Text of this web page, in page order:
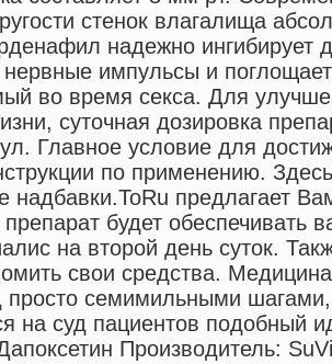
стенок влагалища
надежно
нервные импульсы и
во время секса. Для
суточная дозировка
Главное условие для
по применению.
надбавки.ToRu предлагает
будет обеспечивать
на второй день суток.
свои средства.
просто семимильными
на суд пациентов подобный
Производитель: